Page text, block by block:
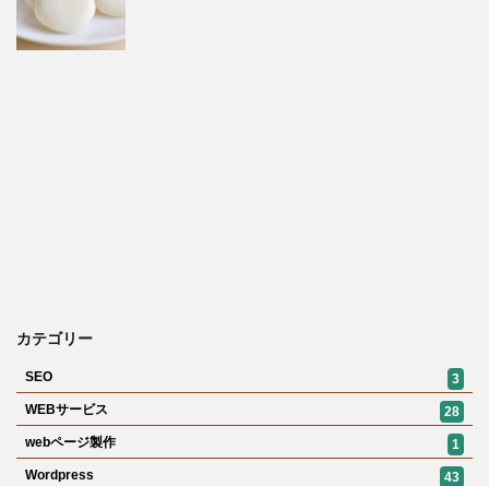
カテゴリー
SEO
3
WEBサービス
28
webページ製作
1
Wordpress
43